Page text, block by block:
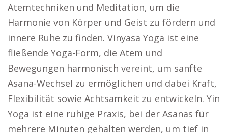
Atemtechniken und Meditation, um die
Harmonie von Körper und Geist zu fördern und
innere Ruhe zu finden. Vinyasa Yoga ist eine
fließende Yoga-Form, die Atem und
Bewegungen harmonisch vereint, um sanfte
Asana-Wechsel zu ermöglichen und dabei Kraft,
Flexibilität sowie Achtsamkeit zu entwickeln. Yin
Yoga ist eine ruhige Praxis, bei der Asanas für
mehrere Minuten gehalten werden, um tief in